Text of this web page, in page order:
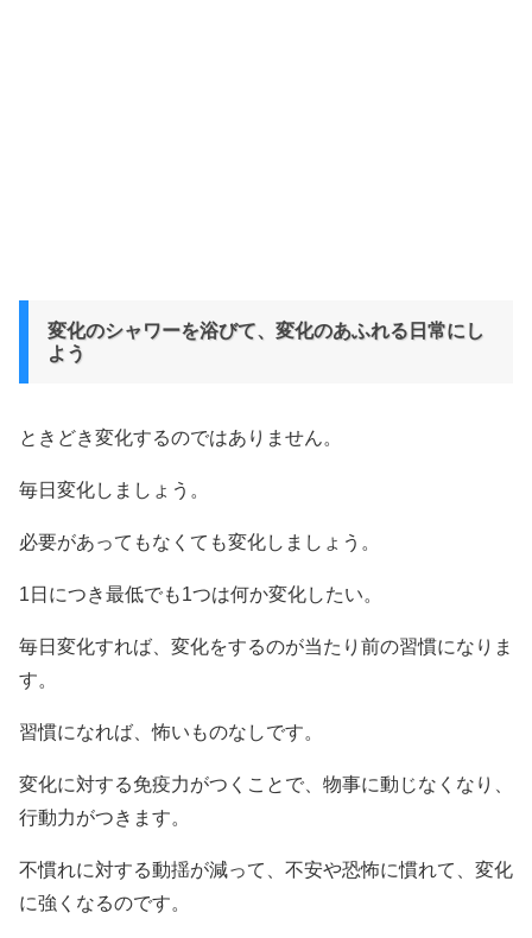
変化のシャワーを浴びて、変化のあふれる日常にし
よう
ときどき変化するのではありません。
毎日変化しましょう。
必要があってもなくても変化しましょう。
1日につき最低でも1つは何か変化したい。
毎日変化すれば、変化をするのが当たり前の習慣になりま
す。
習慣になれば、怖いものなしです。
変化に対する免疫力がつくことで、物事に動じなくなり、
行動力がつきます。
不慣れに対する動揺が減って、不安や恐怖に慣れて、変化
に強くなるのです。